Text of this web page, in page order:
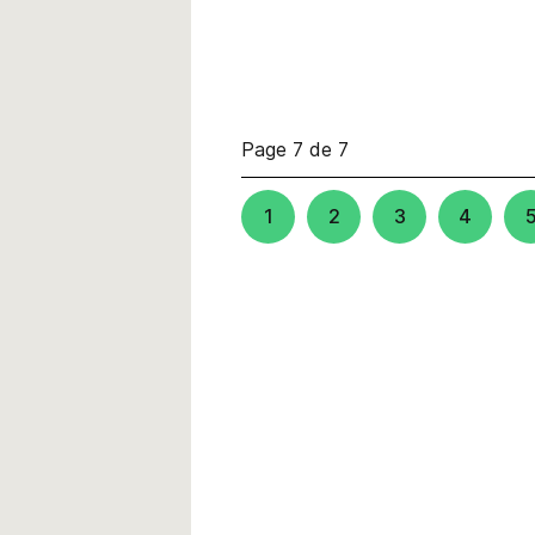
Page 7 de 7
1 2 3 4 5